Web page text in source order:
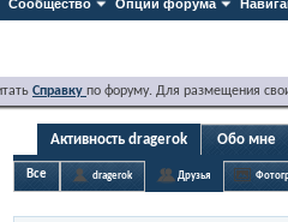
Сообщество Опции форума
Справку по форуму. Для размещения
Активность dragerok Обо мне
Все dragerok Друзья